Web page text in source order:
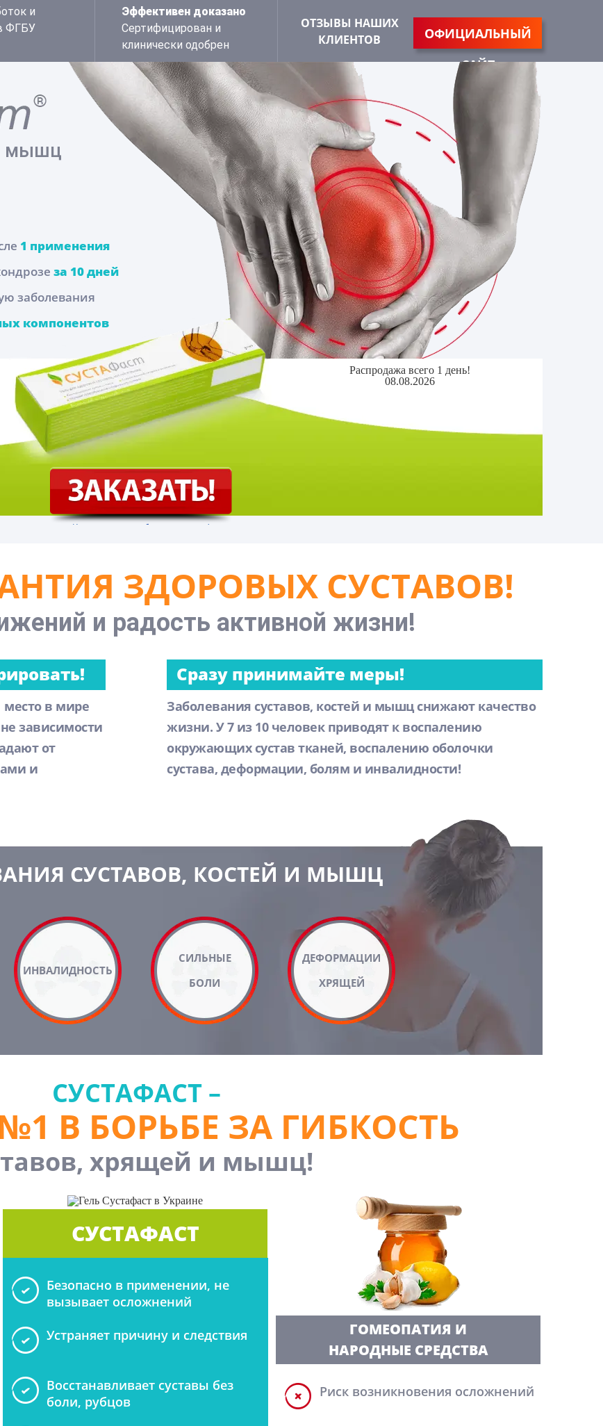
и
ФГБУ
Эффективен доказано
Сертифицирован и
клинически одобрен
ОТЗЫВЫ НАШИХ
КЛИЕНТОВ
ОФИЦИАЛЬНЫЙ
САЙТ
мышц
1 применения
за 10 дней
заболевания
компонентов
Распродажа всего 1 день!
08.08.2026
ЗДОРОВЫХ СУСТАВОВ!
и радость активной жизни!
в мире
зависимости
от
и
Сразу принимайте меры!
Заболевания суставов, костей и мышц снижают качество
жизни. У 7 из 10 человек приводят к воспалению
окружающих сустав тканей, воспалению оболочки
сустава, деформации, болям и инвалидности!
СУСТАВОВ, КОСТЕЙ И МЫШЦ
ИНВАЛИДНОСТЬ
СИЛЬНЫЕ
БОЛИ
ДЕФОРМАЦИИ
ХРЯЩЕЙ
СУСТАФАСТ –
В БОРЬБЕ ЗА ГИБКОСТЬ
хрящей и мышц!
СУСТАФАСТ
Безопасно в применении, не
вызывает осложнений
Устраняет причину и следствия
Восстанавливает суставы без
боли, рубцов
ГОМЕОПАТИЯ И
НАРОДНЫЕ СРЕДСТВА
Риск возникновения осложнений